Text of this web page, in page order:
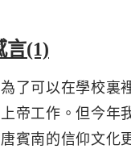
言(1)
了可以在學校裏
帝工作。但今年
賓南的信仰文化